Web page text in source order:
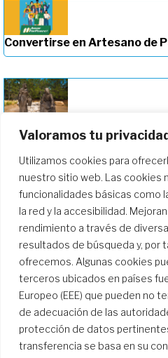
Valoramos tu privacidad
Utilizamos cookies para
nuestro sitio web. Las cookies
funcionalidades básicas como
la red y la accesibilidad.
rendimiento a través de
resultados de búsqueda y, por
ofrecemos. Algunas cookies
terceros ubicados en países
Europeo (EEE) que pueden no
de adecuación de las
protección de datos
transferencia se basa en su
Convertirse en Artesano de
Profundizando en nuestro
formación